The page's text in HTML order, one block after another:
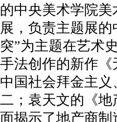
的中央美术学院
展，负责主题展
突”为主题在艺术
手法创作的新作
中国社会拜金主
二；袁天文的《
面揭示了地产商